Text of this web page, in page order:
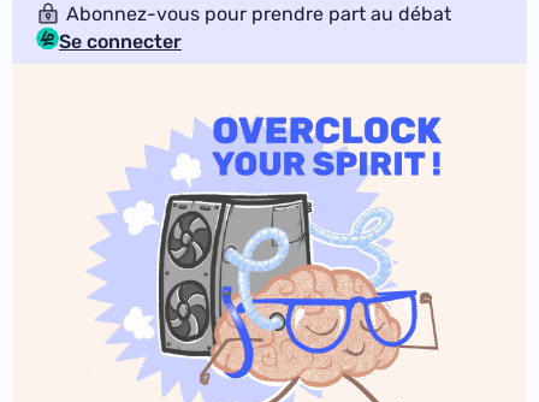
Abonnez-vous pour prendre part au débat
Se connecter